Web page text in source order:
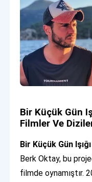
Bir Küçük Gün
Filmler Ve
Bir Küçük Gün
Berk Oktay, bu
filmde oynamıştır.